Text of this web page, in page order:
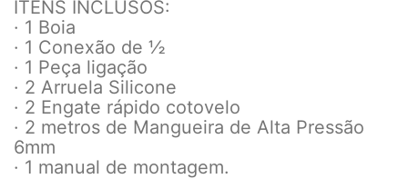
ITENS INCLUSOS:
· 1 Boia
· 1 Conexão de ½
· 1 Peça ligação
· 2 Arruela Silicone
· 2 Engate rápido cotovelo
· 2 metros de Mangueira de Alta Pressão
6mm
· 1 manual de montagem.